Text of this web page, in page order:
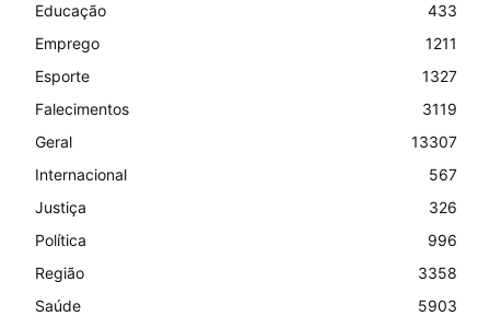
Educação
433
Emprego
1211
Esporte
1327
Falecimentos
3119
Geral
13307
Internacional
567
Justiça
326
Política
996
Região
3358
Saúde
5903